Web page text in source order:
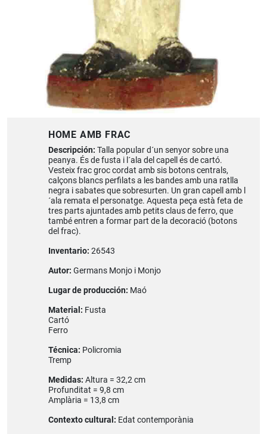
HOME AMB FRAC
Descripción: Talla popular d´un senyor sobre una
peanya. És de fusta i l´ala del capell és de cartó.
Vesteix frac groc cordat amb sis botons centrals,
calçons blancs perfilats a les bandes amb una ratlla
negra i sabates que sobresurten. Un gran capell amb l
´ala remata el personatge. Aquesta peça està feta de
tres parts ajuntades amb petits claus de ferro, que
també entren a formar part de la decoració (botons
del frac).
Inventario: 26543
Autor: Germans Monjo i Monjo
Lugar de producción: Maó
Material: Fusta
Cartó
Ferro
Técnica: Policromia
Tremp
Medidas: Altura = 32,2 cm
Profunditat = 9,8 cm
Amplària = 13,8 cm
Contexto cultural: Edat contemporània